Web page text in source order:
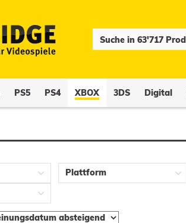
PS5 PS4 XBOX 3DS Digital
Plattform